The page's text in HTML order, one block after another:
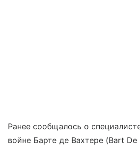
Ранее сообщалось о
войне Бартe де Вахтере (Bart De